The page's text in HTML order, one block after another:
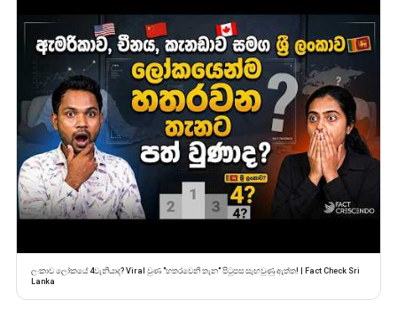
ලංකාව ලෝකයේ 4වැනියාද? Viral වුණ "හතරවෙනි තැන" පිටුපස සැඟවුණු ඇත්ත! | Fact Check Sri
Lanka